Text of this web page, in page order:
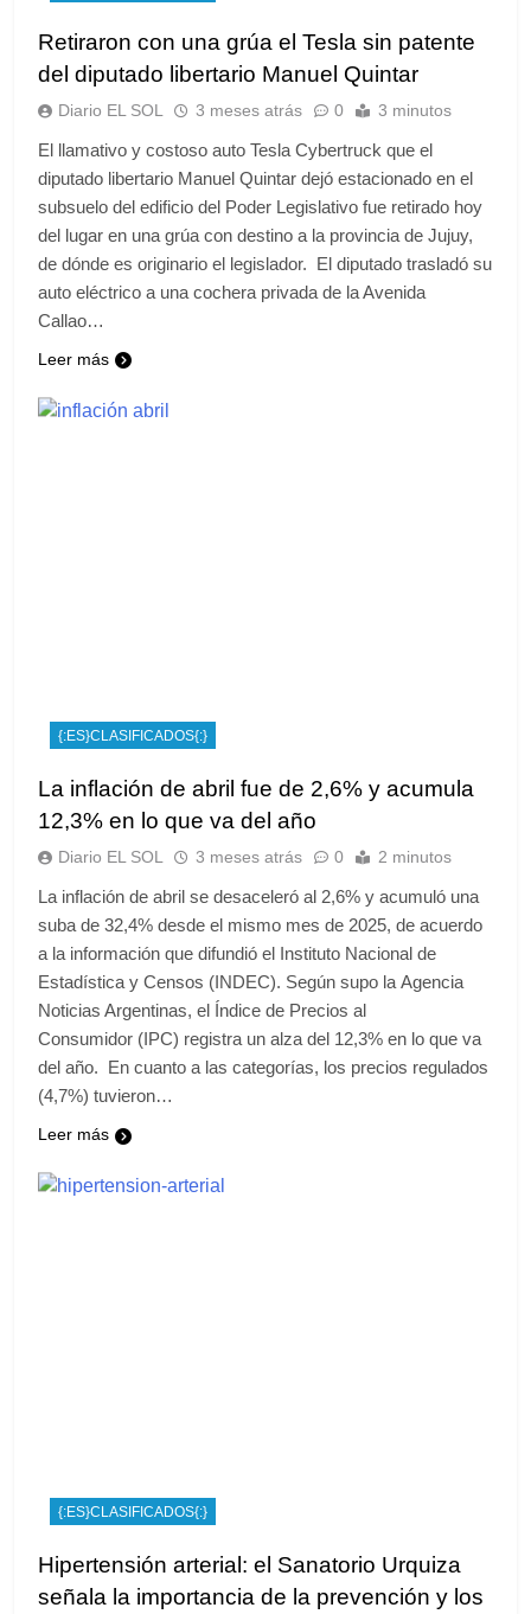
Retiraron con una grúa el Tesla sin patente
del diputado libertario Manuel Quintar
Diario EL SOL 3 meses atrás 0 3 minutos
El llamativo y costoso auto Tesla Cybertruck que el
diputado libertario Manuel Quintar dejó estacionado en el
subsuelo del edificio del Poder Legislativo fue retirado hoy
del lugar en una grúa con destino a la provincia de Jujuy,
de dónde es originario el legislador. El diputado trasladó su
auto eléctrico a una cochera privada de la Avenida
Callao…
Leer más
{:ES}CLASIFICADOS{:}
La inflación de abril fue de 2,6% y acumula
12,3% en lo que va del año
Diario EL SOL 3 meses atrás 0 2 minutos
La inflación de abril se desaceleró al 2,6% y acumuló una
suba de 32,4% desde el mismo mes de 2025, de acuerdo
a la información que difundió el Instituto Nacional de
Estadística y Censos (INDEC). Según supo la Agencia
Noticias Argentinas, el Índice de Precios al
Consumidor (IPC) registra un alza del 12,3% en lo que va
del año. En cuanto a las categorías, los precios regulados
(4,7%) tuvieron…
Leer más
{:ES}CLASIFICADOS{:}
Hipertensión arterial: el Sanatorio Urquiza
señala la importancia de la prevención y los